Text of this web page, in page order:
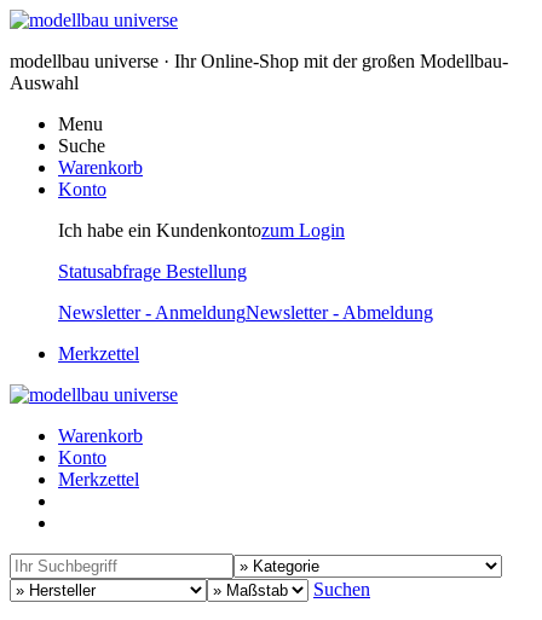
modellbau universe · Ihr Online-Shop mit der großen Modellbau-
Auswahl
Menu
Suche
Warenkorb
Konto
Ich habe ein Kundenkontozum Login
Statusabfrage Bestellung
Newsletter - AnmeldungNewsletter - Abmeldung
Merkzettel
Warenkorb
Konto
Merkzettel
Suchen